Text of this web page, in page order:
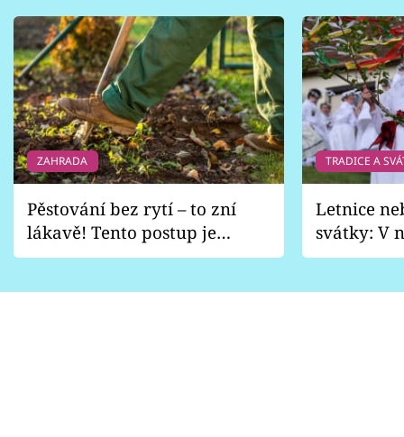
ZAHRADA
Pěstování bez rytí – to zní
lákavě! Tento postup je
vhodný jen pro některé
TRADICE A
Letnice
svátky: V
pondělí